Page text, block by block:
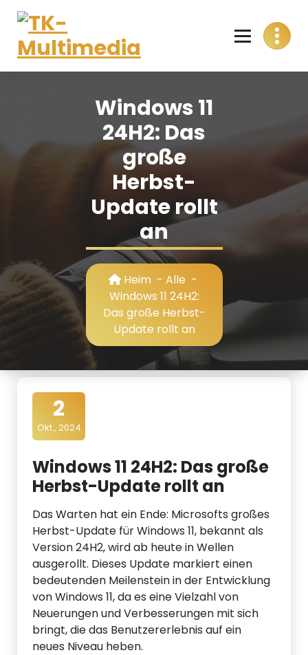
Skip
content
T
M
m
e
a
Windows 11
24H2: Das
große
Herbst-
Update rollt
an
Heim- Alle-
Windows 11 24H2:
Das große Herbst-
Update rollt an
2
Okt., 2024
Windows 11 24H2: Das große
Herbst-Update rollt an
Das Warten hat ein Ende: Microsofts großes
Herbst-Update für Windows 11, bekannt als
Version 24H2, wird ab heute in Wellen
ausgerollt. Dieses Update markiert einen
bedeutenden Meilenstein in der Entwicklung
von Windows 11, da es eine Vielzahl von
Neuerungen und Verbesserungen mit sich
bringt, die das Benutzererlebnis auf ein
neues Niveau heben.